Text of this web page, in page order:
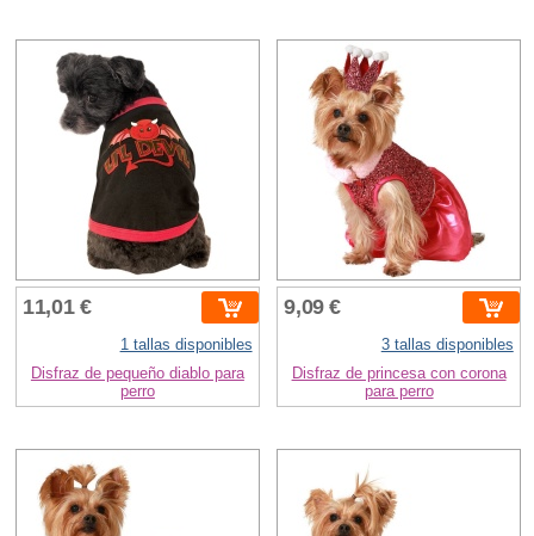
11,01 €
1 tallas disponibles
Disfraz de pequeño diablo para
perro
9,09 €
3 tallas disponibles
Disfraz de princesa con corona
para perro